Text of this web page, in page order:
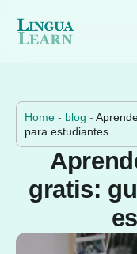
Home - blog -
para estudiantes
gratis: